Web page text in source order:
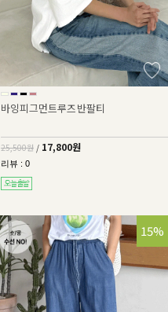
바잉피그먼트루즈반팔티
25,500원 / 17,800원
리뷰 : 0
32%
15%